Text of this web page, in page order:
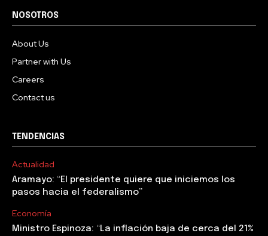
NOSOTROS
About Us
Partner with Us
Careers
Contact us
TENDENCIAS
Actualidad
Aramayo: “El presidente quiere que iniciemos los
pasos hacia el federalismo”
Economía
Ministro Espinoza: “La inflación baja de cerca del 21%